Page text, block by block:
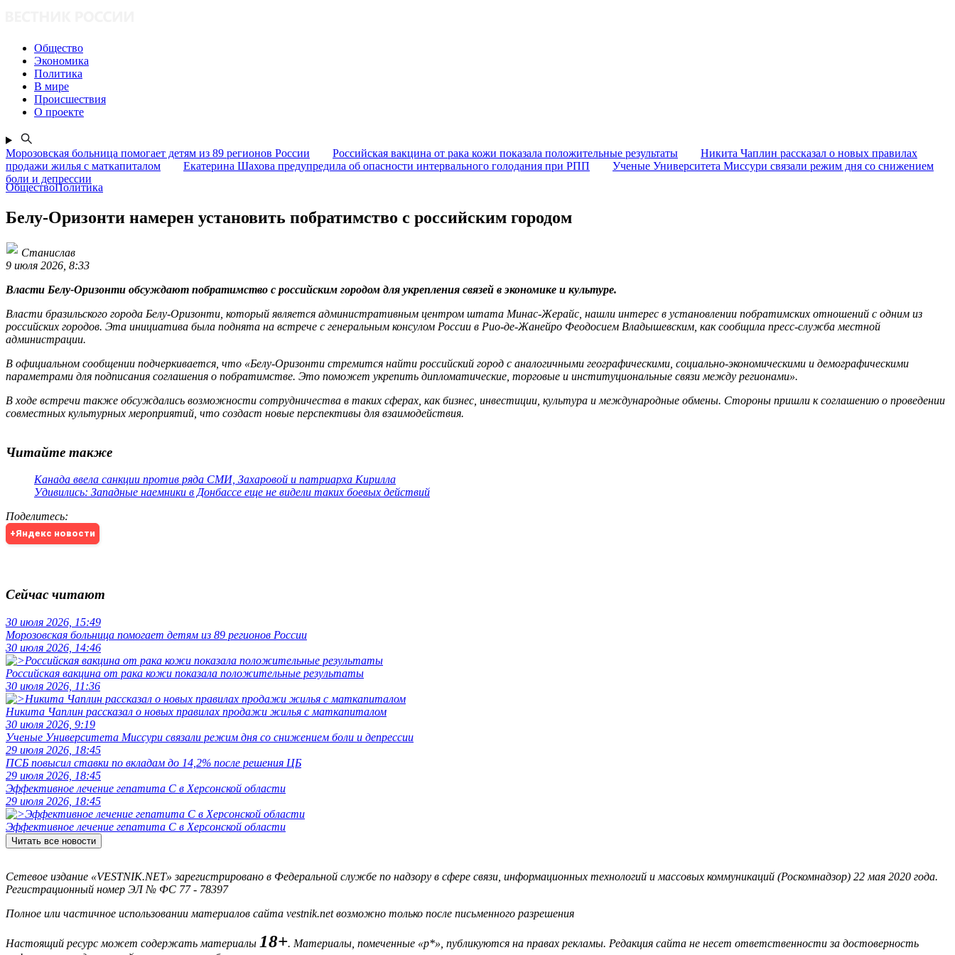
Общество
Экономика
Политика
В мире
Происшествия
О проекте
Морозовская больница помогает детям из 89 регионов России Российская вакцина от рака кожи показала положительные результаты
Никита Чаплин рассказал о новых правилах
продажи жилья с маткапиталом
Екатерина Шахова предупредила об опасности интервального голодания при РПП
Ученые Университета Миссури связали режим дня со снижением
боли и депрессии
ОбществоПолитика
Белу-Оризонти намерен установить побратимство с российским городом
Станислав
9 июля 2026, 8:33
Власти Белу-Оризонти обсуждают побратимство с российским городом для укрепления связей в экономике и культуре.
Власти бразильского города Белу-Оризонти, который является административным центром штата Минас-Жерайс, нашли интерес в установлении побратимских отношений с одним из
российских городов. Эта инициатива была поднята на встрече с генеральным консулом России в Рио-де-Жанейро Феодосием Владышевским, как сообщила пресс-служба местной
администрации.
В официальном сообщении подчеркивается, что «Белу-Оризонти стремится найти российский город с аналогичными географическими, социально-экономическими и демографическими
параметрами для подписания соглашения о побратимстве. Это поможет укрепить дипломатические, торговые и институциональные связи между регионами».
В ходе встречи также обсуждались возможности сотрудничества в таких сферах, как бизнес, инвестиции, культура и международные обмены. Стороны пришли к соглашению о проведении
совместных культурных мероприятий, что создаст новые перспективы для взаимодействия.
Читайте также
Канада ввела санкции против ряда СМИ, Захаровой и патриарха Кирилла
Удивились: Западные наемники в Донбассе еще не видели таких боевых действий
Поделитесь:
+Яндекс новости
Сейчас читают
30 июля 2026, 15:49
Морозовская больница помогает детям из 89 регионов России
30 июля 2026, 14:46
Российская вакцина от рака кожи показала положительные результаты
30 июля 2026, 11:36
Никита Чаплин рассказал о новых правилах продажи жилья с маткапиталом
30 июля 2026, 9:19
Ученые Университета Миссури связали режим дня со снижением боли и депрессии
29 июля 2026, 18:45
ПСБ повысил ставки по вкладам до 14,2% после решения ЦБ
29 июля 2026, 18:45
Эффективное лечение гепатита C в Херсонской области
29 июля 2026, 18:45
Эффективное лечение гепатита C в Херсонской области
Читать все новости
Сетевое издание «VESTNIK.NET» зарегистрировано в Федеральной службе по надзору в сфере связи, информационных технологий и массовых коммуникаций (Роскомнадзор) 22 мая 2020 года.
Регистрационный номер ЭЛ № ФС 77 - 78397
Полное или частичное использовании материалов сайта vestnik.net возможно только после письменного разрешения
Настоящий ресурс может содержать материалы 18+. Материалы, помеченные «р*», публикуются на правах рекламы. Редакция сайта не несет ответственности за достоверность